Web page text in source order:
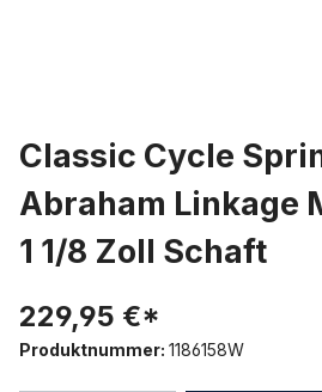
Classic Cycle
Abraham Linkage
1 1/8 Zoll Schaft
229,95 €*
Produktnummer: 1186158W